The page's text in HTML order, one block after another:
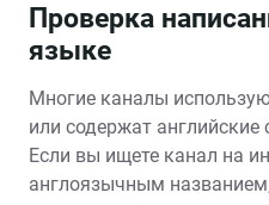
Проверка
языке
Многие каналы
или содержат английские
Если вы ищете канал на
англоязычным